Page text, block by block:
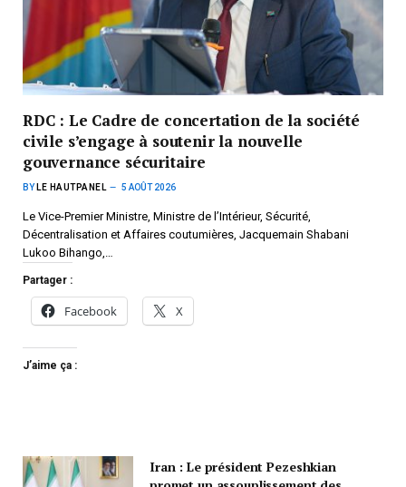
RDC : Le Cadre de concertation de la société
civile s’engage à soutenir la nouvelle
gouvernance sécuritaire
BY LE HAUTPANEL 5 AOÛT 2026
Le Vice-Premier Ministre, Ministre de l’Intérieur, Sécurité,
Décentralisation et Affaires coutumières, Jacquemain Shabani
Lukoo Bihango,…
Partager :
Facebook X
J’aime ça :
Iran : Le président Pezeshkian